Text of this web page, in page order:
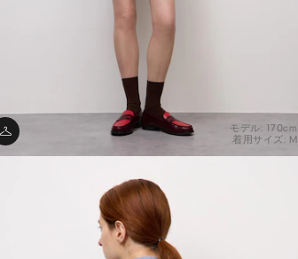
モデル: 170cm
着用サイズ: M